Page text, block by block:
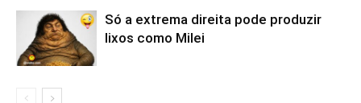
Só a extrema direita pode produzir
lixos como Milei